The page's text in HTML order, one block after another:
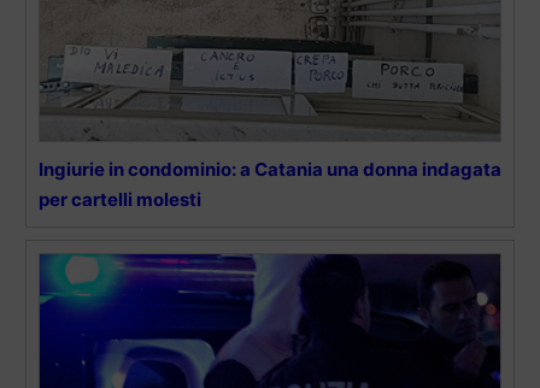
Ingiurie in condominio: a Catania una donna indagata
per cartelli molesti